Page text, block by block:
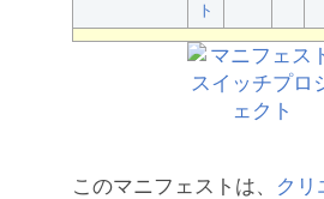
ト
このマニフェストは、
クリ